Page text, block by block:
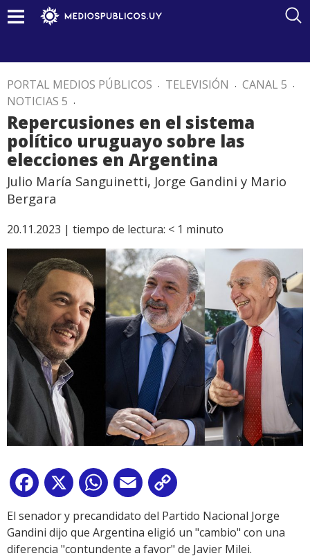
PORTAL MEDIOS PÚBLICOS . TELEVISIÓN . CANAL 5 .
NOTICIAS 5 .
Repercusiones en el sistema
político uruguayo sobre las
elecciones en Argentina
Julio María Sanguinetti, Jorge Gandini y Mario
Bergara
20.11.2023 | tiempo de lectura: < 1 minuto
Facebook
X WhatsApp
Email
Link
El senador y precandidato del Partido Nacional Jorge
Gandini dijo que Argentina eligió un "cambio" con una
diferencia "contundente a favor" de Javier Milei.